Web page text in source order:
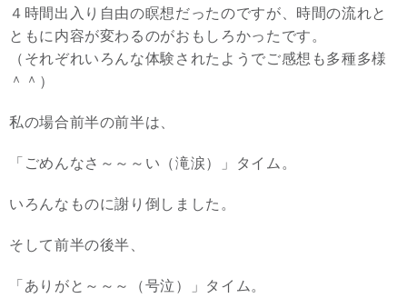
４時間出入り自由の瞑想だったのですが、時間の流れと
ともに内容が変わるのがおもしろかったです。
（それぞれいろんな体験されたようでご感想も多種多様
＾＾）
私の場合前半の前半は、
「ごめんなさ～～～い（滝涙）」タイム。
いろんなものに謝り倒しました。
そして前半の後半、
「ありがと～～～（号泣）」タイム。